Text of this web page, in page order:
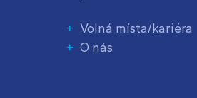
Volná místa/kariéra
O nás